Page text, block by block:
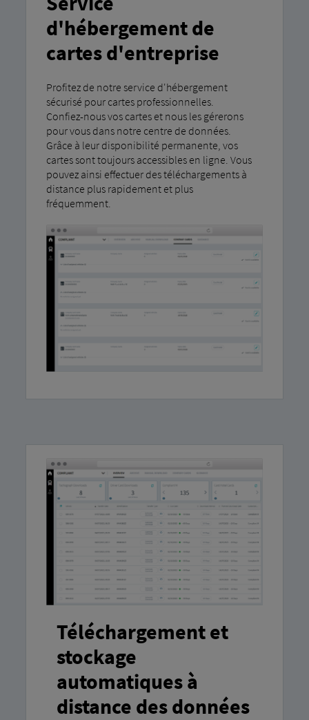
d'hébergement de
cartes d'entreprise
Profitez de notre service d'hébergement
sécurisé pour cartes professionnelles.
Confiez-nous vos cartes et nous les gérerons
pour vous dans notre centre de données.
Grâce à leur disponibilité permanente, vos
cartes sont toujours accessibles en ligne. Vous
pouvez ainsi effectuer des téléchargements à
distance plus rapidement et plus
fréquemment.
Téléchargement et
stockage
automatiques à
distance des données